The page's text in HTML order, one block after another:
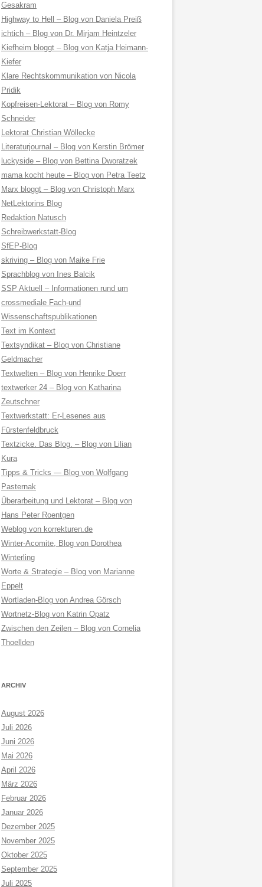
Gesakram
Highway to Hell – Blog von Daniela Preiß
ichtich – Blog von Dr. Mirjam Heintzeler
Kiefheim bloggt – Blog von Katja Heimann-
Kiefer
Klare Rechtskommunikation von Nicola
Pridik
Kopfreisen-Lektorat – Blog von Romy
Schneider
Lektorat Christian Wöllecke
Literaturjournal – Blog von Kerstin Brömer
luckyside – Blog von Bettina Dworatzek
mama kocht heute – Blog von Petra Teetz
Marx bloggt – Blog von Christoph Marx
NetLektorins Blog
Redaktion Natusch
Schreibwerkstatt-Blog
SfEP-Blog
skriving – Blog von Maike Frie
Sprachblog von Ines Balcik
SSP Aktuell – Informationen rund um
crossmediale Fach-und
Wissenschaftspublikationen
Text im Kontext
Textsyndikat – Blog von Christiane
Geldmacher
Textwelten – Blog von Henrike Doerr
textwerker 24 – Blog von Katharina
Zeutschner
Textwerkstatt: Er-Lesenes aus
Fürstenfeldbruck
Textzicke. Das Blog. – Blog von Lilian
Kura
Tipps & Tricks — Blog von Wolfgang
Pasternak
Überarbeitung und Lektorat – Blog von
Hans Peter Roentgen
Weblog von korrekturen.de
Winter-Acomite, Blog von Dorothea
Winterling
Worte & Strategie – Blog von Marianne
Eppelt
Wortladen-Blog von Andrea Görsch
Wortnetz-Blog von Katrin Opatz
Zwischen den Zeilen – Blog von Cornelia
Thoellden
ARCHIV
August 2026
Juli 2026
Juni 2026
Mai 2026
April 2026
März 2026
Februar 2026
Januar 2026
Dezember 2025
November 2025
Oktober 2025
September 2025
Juli 2025